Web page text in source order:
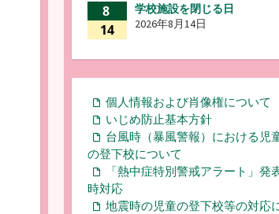
8
14
学校施設を閉じる日
2026年8月14日
個人情報および肖像権について
いじめ防止基本方針
台風時（暴風警報）における児
の登下校について
「熱中症特別警戒アラート」発
時対応
地震時の児童の登下校等の対応